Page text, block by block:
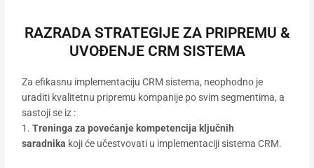
RAZRADA STRATEGIJE ZA PRIPREMU &
UVOĐENJE CRM SISTEMA
Za efikasnu implementaciju CRM sistema, neophodno je
uraditi kvalitetnu pripremu kompanije po svim segmentima, a
sastoji se iz :
1.Treninga za povećanje kompetencija ključnih
saradnika koji će učestvovati u implementaciji sistema CRM.